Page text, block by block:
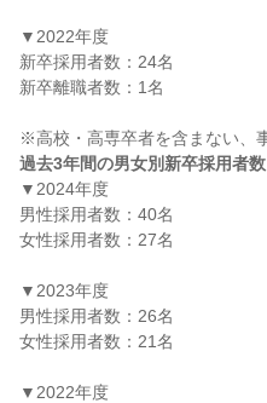
▼2022年度
新卒採用者数：24名
新卒離職者数：1名
過去3年間の男女別新卒採用者数
▼2024年度
男性採用者数：40名
女性採用者数：27名
▼2023年度
男性採用者数：26名
女性採用者数：21名
▼2022年度